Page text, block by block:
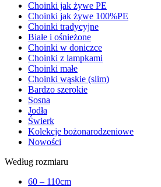
Choinki jak żywe PE
Choinki jak żywe 100%PE
Choinki tradycyjne
Białe i ośnieżone
Choinki w doniczce
Choinki z lampkami
Choinki małe
Choinki wąskie (slim)
Bardzo szerokie
Sosna
Jodła
Świerk
Kolekcje bożonarodzeniowe
Nowości
Według rozmiaru
60 – 110cm